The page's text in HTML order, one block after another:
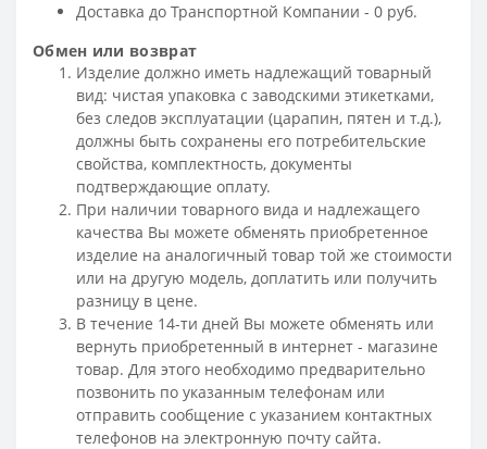
Доставка до Транспортной Компании - 0 руб.
Обмен или возврат
Изделие должно иметь надлежащий товарный
вид: чистая упаковка с заводскими этикетками,
без следов эксплуатации (царапин, пятен и т.д.),
должны быть сохранены его потребительские
свойства, комплектность, документы
подтверждающие оплату.
При наличии товарного вида и надлежащего
качества Вы можете обменять приобретенное
изделие на аналогичный товар той же стоимости
или на другую модель, доплатить или получить
разницу в цене.
В течение 14-ти дней Вы можете обменять или
вернуть приобретенный в интернет - магазине
товар. Для этого необходимо предварительно
позвонить по указанным телефонам или
отправить сообщение с указанием контактных
телефонов на электронную почту сайта.